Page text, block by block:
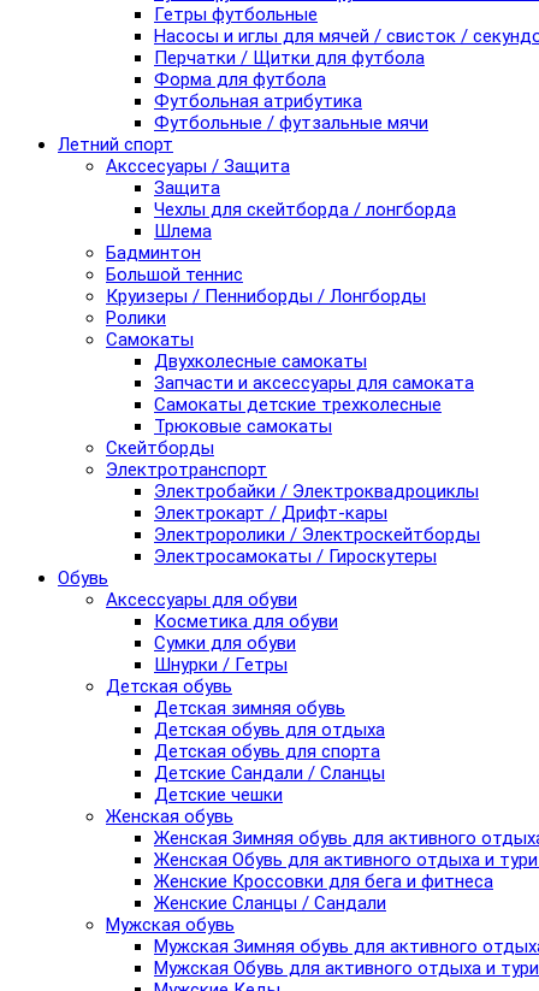
Гетры футбольные
Насосы и иглы для мячей / свисток /
Перчатки / Щитки для футбола
Форма для футбола
Футбольная атрибутика
Футбольные / футзальные мячи
Летний спорт
Акссесуары / Защита
Защита
Чехлы для скейтборда / лонгборда
Шлема
Бадминтон
Большой теннис
Круизеры / Пенниборды / Лонгборды
Ролики
Самокаты
Двухколесные самокаты
Запчасти и аксессуары для самоката
Самокаты детские трехколесные
Трюковые самокаты
Скейтборды
Электротранспорт
Электробайки / Электроквадроциклы
Электрокарт / Дрифт-кары
Электроролики / Электроскейтборды
Электросамокаты / Гироскутеры
Обувь
Аксессуары для обуви
Косметика для обуви
Сумки для обуви
Шнурки / Гетры
Детская обувь
Детская зимняя обувь
Детская обувь для отдыха
Детская обувь для спорта
Детские Сандали / Сланцы
Детские чешки
Женская обувь
Женская Зимняя обувь для активного
Женская Обувь для активного отдыха и
Женские Кроссовки для бега и фитнеса
Женские Сланцы / Сандали
Мужская обувь
Мужская Зимняя обувь для активного
Мужская Обувь для активного отдыха и